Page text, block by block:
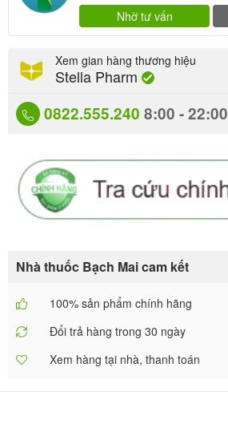
Nhờ tư vấn
0822.555.240 8:00 - 22:00
Xem gian hàng thương hiệu
Stella Pharm
Nhà thuốc Bạch Mai cam kết
100% sản phẩm chính hãng
Đổi trả hàng trong 30 ngày
Xem hàng tại nhà, thanh toán